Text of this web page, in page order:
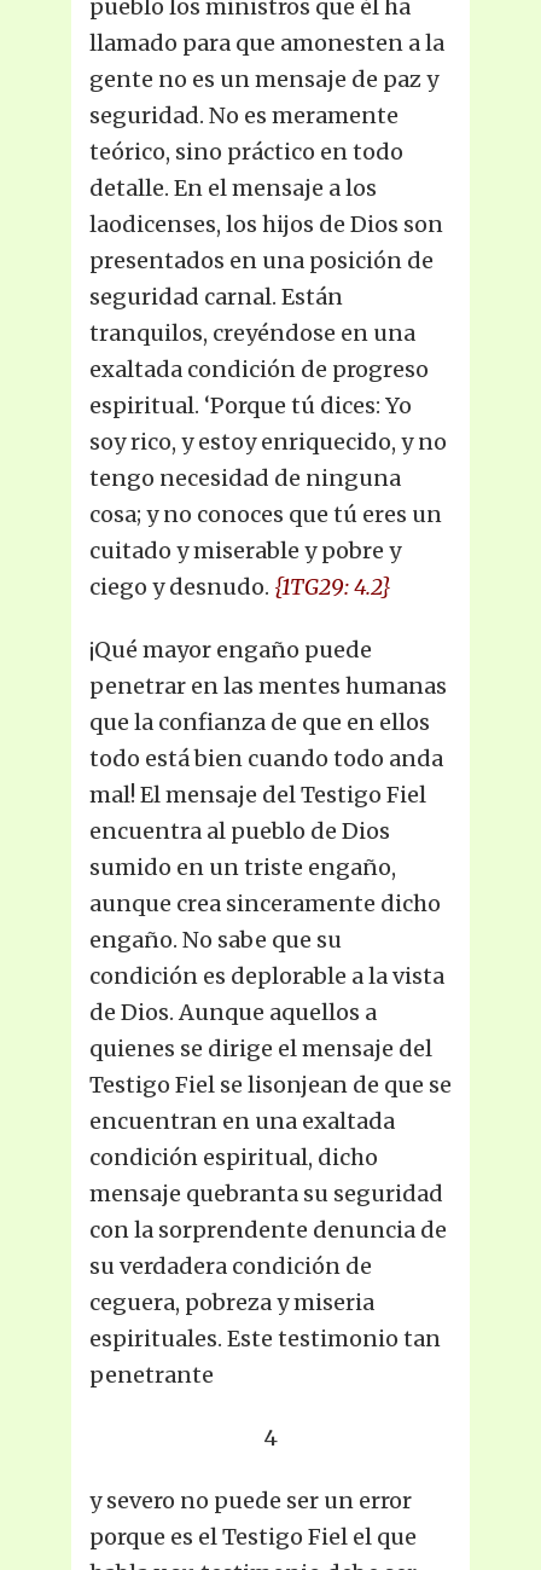
pueblo los ministros que él ha
llamado para que amonesten a la
gente no es un mensaje de paz y
seguridad. No es meramente
teórico, sino práctico en todo
detalle. En el mensaje a los
laodicenses, los hijos de Dios son
presentados en una posición de
seguridad carnal. Están
tranquilos, creyéndose en una
exaltada condición de progreso
espiritual. ‘Porque tú dices: Yo
soy rico, y estoy enriquecido, y no
tengo necesidad de ninguna
cosa; y no conoces que tú eres un
cuitado y miserable y pobre y
ciego y desnudo. {1TG29: 4.2}
¡Qué mayor engaño puede
penetrar en las mentes humanas
que la confianza de que en ellos
todo está bien cuando todo anda
mal! El mensaje del Testigo Fiel
encuentra al pueblo de Dios
sumido en un triste engaño,
aunque crea sinceramente dicho
engaño. No sabe que su
condición es deplorable a la vista
de Dios. Aunque aquellos a
quienes se dirige el mensaje del
Testigo Fiel se lisonjean de que se
encuentran en una exaltada
condición espiritual, dicho
mensaje quebranta su seguridad
con la sorprendente denuncia de
su verdadera condición de
ceguera, pobreza y miseria
espirituales. Este testimonio tan
penetrante
4
y severo no puede ser un error
porque es el Testigo Fiel el que